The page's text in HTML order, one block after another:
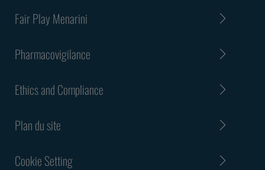
Fair Play Menarini
Pharmacovigilance
Ethics and Compliance
Plan du site
Cookie Setting